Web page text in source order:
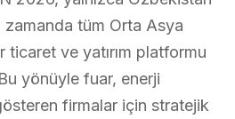
zamanda tüm Orta Asya
ve yatırım platformu
yönüyle fuar, enerji
firmalar için stratejik